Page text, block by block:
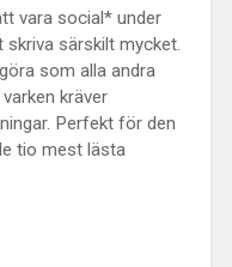
vara social* under
skriva särskilt mycket.
som alla andra
kräver
Perfekt för den
tio mest lästa